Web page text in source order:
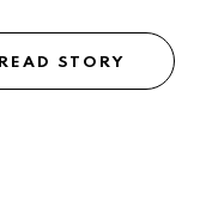
READ STORY